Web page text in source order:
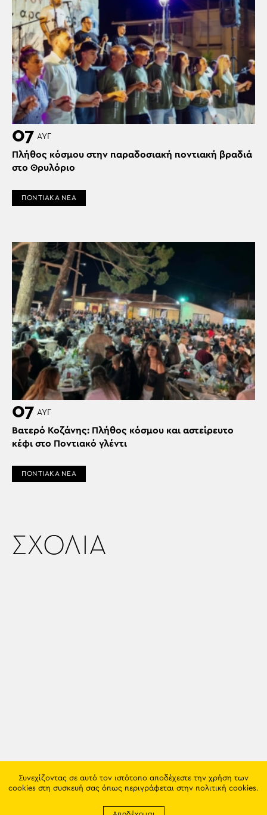
07 ΑΥΓ
Πλήθος κόσμου στην παραδοσιακή ποντιακή βραδιά
στο Θρυλόριο
ΠΟΝΤΙΑΚΑ ΝΕΑ
07 ΑΥΓ
Βατερό Κοζάνης: Πλήθος κόσμου και αστείρευτο
κέφι στο Ποντιακό γλέντι
ΠΟΝΤΙΑΚΑ ΝΕΑ
ΣΧΟΛΙΑ
Συνεχίζοντας σε αυτό τον ιστότοπο αποδέχεστε την χρήση των
cookies στη συσκευή σας όπως περιγράφεται στην πολιτική cookies.